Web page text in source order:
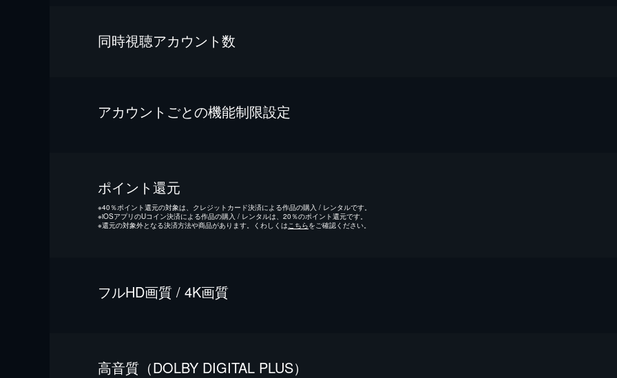
同時視聴アカウント数
アカウントごとの機能制限設定
ポイント還元
※40％ポイント還元の対象は、クレジットカード決済による作品の購入 / レンタルです。
※iOSアプリのUコイン決済による作品の購入 / レンタルは、20％のポイント還元です。
※還元の対象外となる決済方法や商品があります。くわしくは こちらをご確認ください。
フルHD画質 / 4K画質
⾼⾳質（DOLBY DIGITAL PLUS）